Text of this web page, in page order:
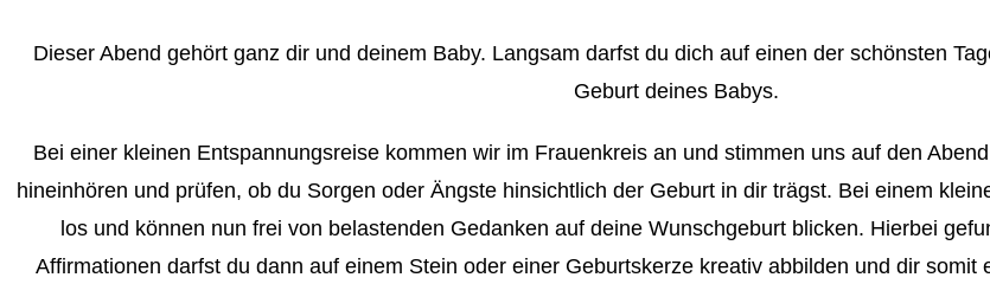
Dieser Abend gehört ganz dir und deinem Baby. Langsam darfst du dich auf einen der schönsten
Geburt deines Babys.
Bei einer kleinen Entspannungsreise kommen wir im Frauenkreis an und stimmen uns auf den
hineinhören und prüfen, ob du Sorgen oder Ängste hinsichtlich der Geburt in dir trägst. Bei einem
los und können nun frei von belastenden Gedanken auf deine Wunschgeburt blicken. Hierbei
Affirmationen darfst du dann auf einem Stein oder einer Geburtskerze kreativ abbilden und dir somit